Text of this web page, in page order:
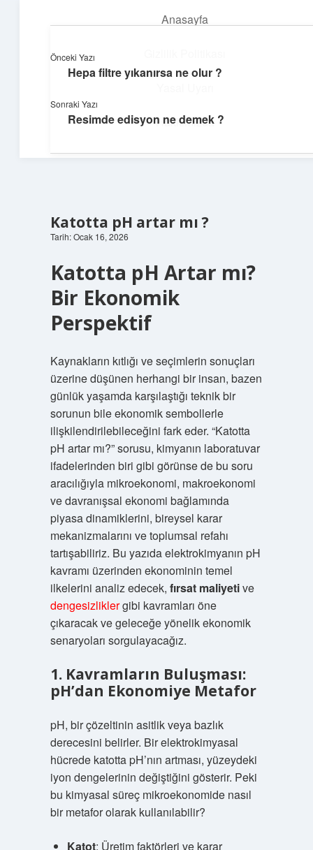
Anasayfa
Hakkımızda
Teknoloji ve İlham
Dijital dünyada keyifli bir macera!
Katotta pH artar mı ?
Tarih: Ocak 16, 2026
Katotta pH Artar mı?
Bir Ekonomik
Perspektif
Kaynakların kıtlığı ve seçimlerin sonuçları
üzerine düşünen herhangi bir insan, bazen
günlük yaşamda karşılaştığı teknik bir
sorunun bile ekonomik sembollerle
ilişkilendirilebileceğini fark eder. “Katotta
pH artar mı?” sorusu, kimyanın laboratuvar
ifadelerinden biri gibi görünse de bu soru
aracılığıyla mikroekonomi, makroekonomi
ve davranışsal ekonomi bağlamında
piyasa dinamiklerini, bireysel karar
mekanizmalarını ve toplumsal refahı
tartışabiliriz. Bu yazıda elektrokimyanın pH
kavramı üzerinden ekonominin temel
ilkelerini analiz edecek, fırsat maliyetive
dengesizliklergibi kavramları öne
çıkaracak ve geleceğe yönelik ekonomik
senaryoları sorgulayacağız.
1. Kavramların Buluşması:
pH’dan Ekonomiye Metafor
pH, bir çözeltinin asitlik veya bazlık
derecesini belirler. Bir elektrokimyasal
hücrede katotta pH’nın artması, yüzeydeki
iyon dengelerinin değiştiğini gösterir. Peki
bu kimyasal süreç mikroekonomide nasıl
bir metafor olarak kullanılabilir?
Katot: Üretim faktörleri ve karar
Önceki Yazı
Hepa filtre yıkanırsa ne olur ?
Sonraki Yazı
Resimde edisyon ne demek ?